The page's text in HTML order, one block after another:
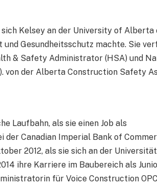
Kelsey an der University of Alberta
Gesundheitsschutz machte. Sie
& Safety Administrator (HSA) und
von der Alberta Construction Safety
Laufbahn, als sie einen Job als
Canadian Imperial Bank of
2012, als sie sich an der
ihre Karriere im Baubereich als
für Voice Construction